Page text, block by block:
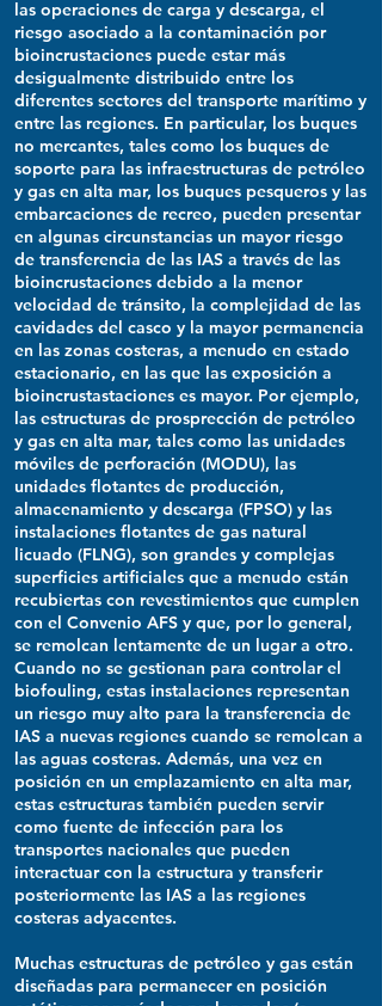
las operaciones de carga y descarga, el
riesgo asociado a la contaminación por
bioincrustaciones puede estar más
desigualmente distribuido entre los
diferentes sectores del transporte marítimo y
entre las regiones. En particular, los buques
no mercantes, tales como los buques de
soporte para las infraestructuras de petróleo
y gas en alta mar, los buques pesqueros y las
embarcaciones de recreo, pueden presentar
en algunas circunstancias un mayor riesgo
de transferencia de las IAS a través de las
bioincrustaciones debido a la menor
velocidad de tránsito, la complejidad de las
cavidades del casco y la mayor permanencia
en las zonas costeras, a menudo en estado
estacionario, en las que las exposición a
bioincrustastaciones es mayor. Por ejemplo,
las estructuras de prosprección de petróleo
y gas en alta mar, tales como las unidades
móviles de perforación (MODU), las
unidades flotantes de producción,
almacenamiento y descarga (FPSO) y las
instalaciones flotantes de gas natural
licuado (FLNG), son grandes y complejas
superficies artificiales que a menudo están
recubiertas con revestimientos que cumplen
con el Convenio AFS y que, por lo general,
se remolcan lentamente de un lugar a otro.
Cuando no se gestionan para controlar el
biofouling, estas instalaciones representan
un riesgo muy alto para la transferencia de
IAS a nuevas regiones cuando se remolcan a
las aguas costeras. Además, una vez en
posición en un emplazamiento en alta mar,
estas estructuras también pueden servir
como fuente de infección para los
transportes nacionales que pueden
interactuar con la estructura y transferir
posteriormente las IAS a las regiones
costeras adyacentes.
Muchas estructuras de petróleo y gas están
diseñadas para permanecer en posición